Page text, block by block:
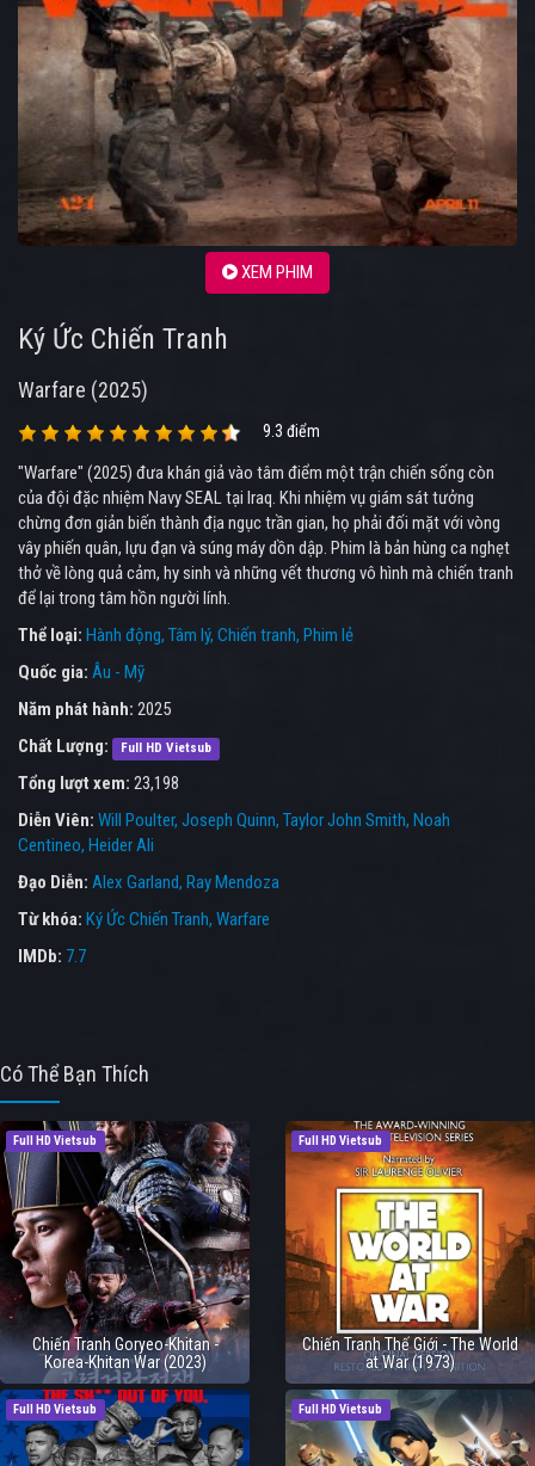
XEM PHIM
Ký Ức Chiến Tranh
Warfare (2025)
9.3 điểm
"Warfare" (2025) đưa khán giả vào tâm điểm một trận chiến sống còn
của đội đặc nhiệm Navy SEAL tại Iraq. Khi nhiệm vụ giám sát tưởng
chừng đơn giản biến thành địa ngục trần gian, họ phải đối mặt với vòng
vây phiến quân, lựu đạn và súng máy dồn dập. Phim là bản hùng ca nghẹt
thở về lòng quả cảm, hy sinh và những vết thương vô hình mà chiến tranh
để lại trong tâm hồn người lính.
Thể loại: Hành động Tâm lý Chiến tranh Phim lẻ
Quốc gia: Âu - Mỹ
Năm phát hành: 2025
Chất Lượng:
Full HD Vietsub
Tổng lượt xem: 23,198
Diễn Viên: Will Poulter Joseph Quinn Taylor John Smith Noah
Centineo Heider Ali
Đạo Diễn: Alex Garland Ray Mendoza
Từ khóa: Ký Ức Chiến Tranh, Warfare
IMDb: 7.7
Có Thể Bạn Thích
Full HD Vietsub
Chiến Tranh Goryeo-Khitan -
Korea-Khitan War (2023)
Full HD Vietsub
Chiến Tranh Thế Giới - The World
at War (1973)
Full HD Vietsub Full HD Vietsub